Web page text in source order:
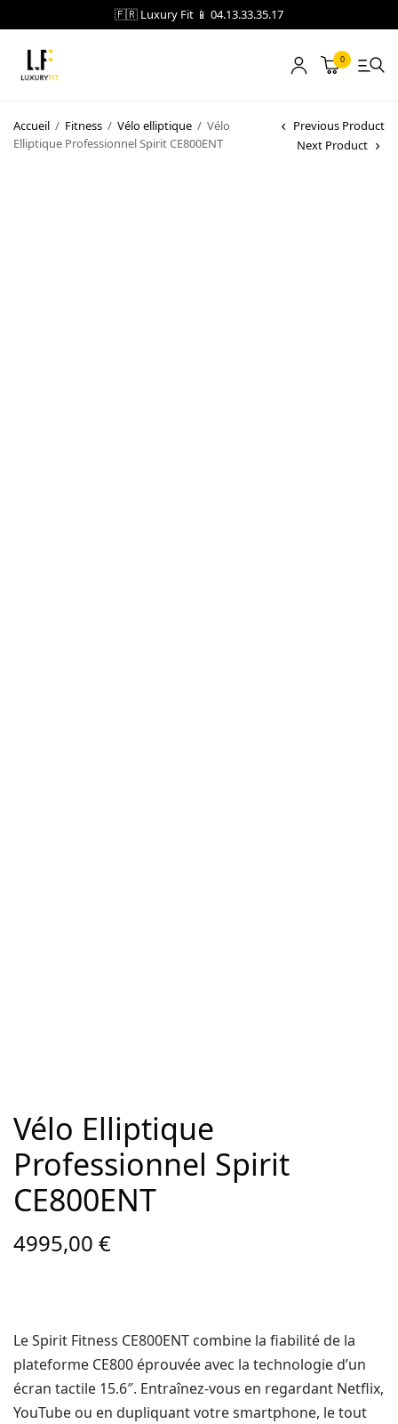
🇫🇷 Luxury Fit 📱 04.13.33.35.17
0
Accueil / Fitness / Vélo elliptique / Vélo
Elliptique Professionnel Spirit CE800ENT
Previous Product
Next Product
Vélo Elliptique
Professionnel Spirit
CE800ENT
4995,00€
Le Spirit Fitness CE800ENT combine la fiabilité de la
plateforme CE800 éprouvée avec la technologie d’un
écran tactile 15.6″. Entraînez-vous en regardant Netflix,
YouTube ou en dupliquant votre smartphone, le tout
LOCATION
NOTRE CATALOGUE